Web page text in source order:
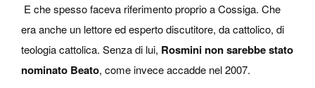
E che spesso faceva riferimento proprio a Cossiga. Che
era anche un lettore ed esperto discutitore, da cattolico, di
teologia cattolica. Senza di lui, Rosmini non sarebbe stato
nominato Beato, come invece accadde nel 2007.